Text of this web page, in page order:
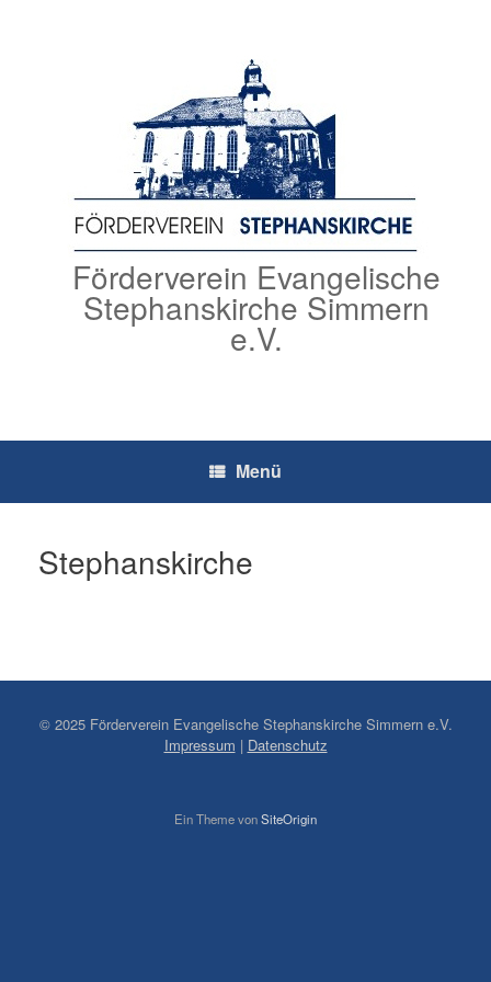
Förderverein Evangelische
Stephanskirche Simmern
e.V.
Menü
Stephanskirche
© 2025 Förderverein Evangelische Stephanskirche Simmern e.V.
Impressum | Datenschutz
Ein Theme vonSiteOrigin